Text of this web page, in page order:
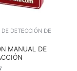
DE DETECCIÓN DE
MANUAL DE